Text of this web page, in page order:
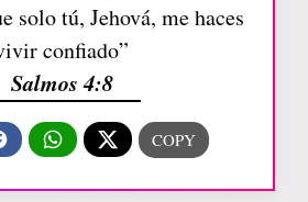
solo tú, Jehová, me haces
confiado”
Salmos 4:8